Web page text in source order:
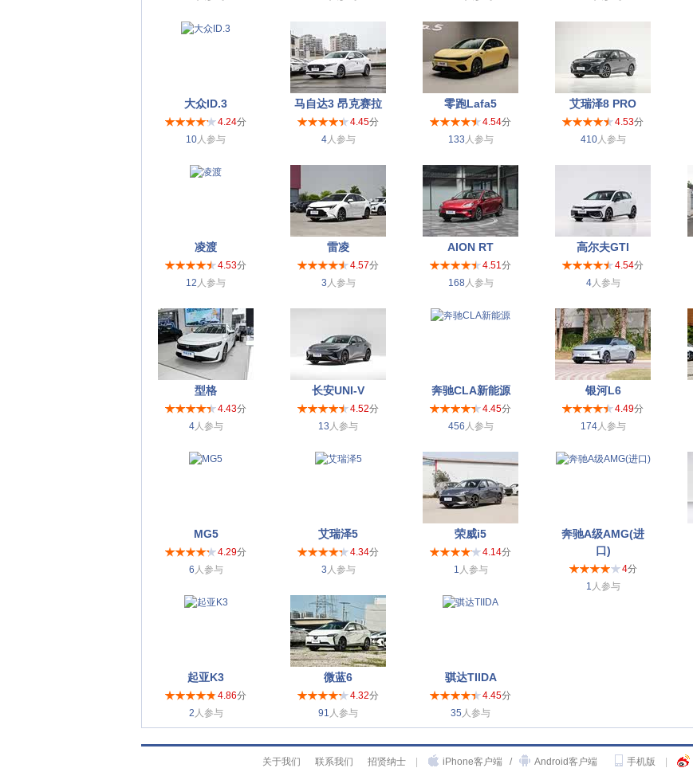
大众ID.3
4.24分
10人参与
马自达3 昂克赛拉
4.45分
4人参与
零跑Lafa5
4.54分
133 人参与
艾瑞泽8 PRO
4.53分
410人参与
凌渡
4.53分
12 人参与
雷凌
4.57分
3 人参与
AION RT
4.51分
168 人参与
高尔夫GTI
4.54分
4人参与
型格
4.43分
4人参与
长安UNI-V
4.52分
13 人参与
奔驰CLA新能源
4.45分
456 人参与
银河L6
4.49分
174人参与
MG5
4.29分
6 人参与
艾瑞泽5
4.34分
3 人参与
荣威i5
4.14分
1 人参与
奔驰A级AMG(进
口)
4分
1 人参与
起亚K3
4.86分
2 人参与
微蓝6
4.32分
91 人参与
骐达TIIDA
4.45分
35 人参与
关于我们 联系我们 招贤纳士 iPhone客户端 / Android客户端 手机版